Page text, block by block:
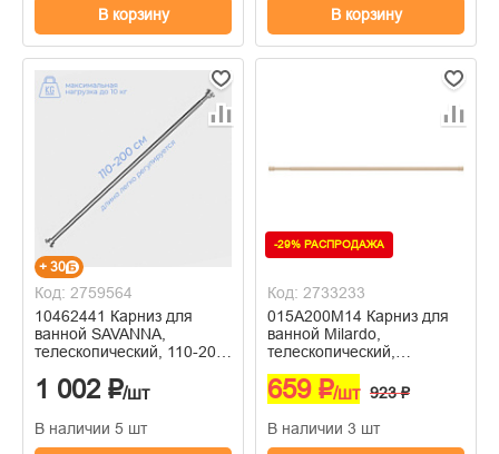
В корзину В корзину
+ 30
Код: 2759564
10462441 Карниз для
ванной SAVANNA,
телескопический, 110-200
хром
1 002 ₽/шт
В наличии 5 шт
-29% РАСПРОДАЖА
Код: 2733233
015A200M14 Карниз для
ванной Milardo,
телескопический,
см
659 ₽/шт 923 ₽
В наличии 3 шт